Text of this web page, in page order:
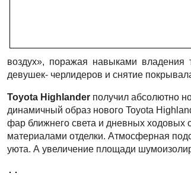
воздух», поражая навыками
девушек- черлидеров и снятие
Toyota Highlander получил абсолютно
динамичный образ нового Toyota
фар ближнего света и дневных ходовых
материалами отделки. Атмосферная
уюта. А увеличение площади